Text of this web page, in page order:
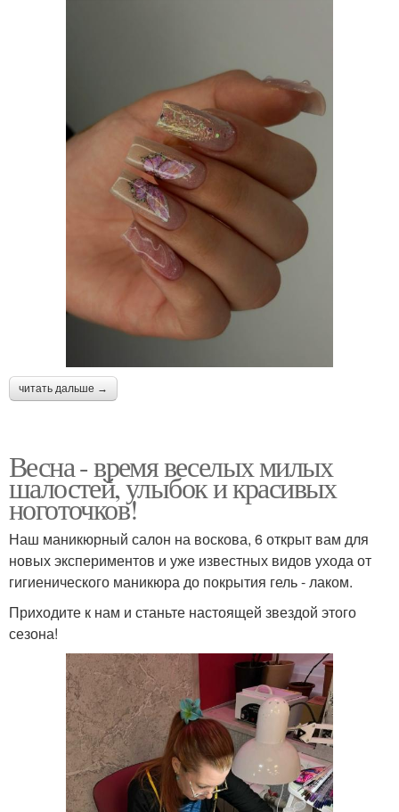
читать дальше →
Весна - время веселых милых
шалостей, улыбок и красивых
ноготочков!
Наш маникюрный салон на воскова, 6 открыт вам для
новых экспериментов и уже известных видов ухода от
гигиенического маникюра до покрытия гель - лаком.
Приходите к нам и станьте настоящей звездой этого
сезона!